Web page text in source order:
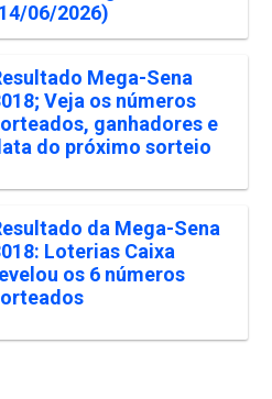
06/2026)
Mega-Sena
Veja os números
ganhadores e
do próximo sorteio
da Mega-Sena
Loterias Caixa
os 6 números